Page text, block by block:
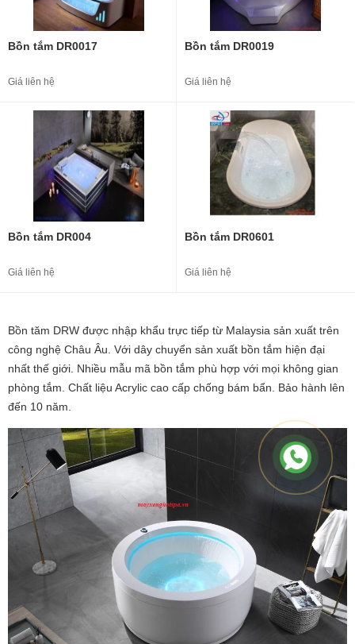
Bồn tắm DR0017
Giá liên hệ
Bồn tắm DR0019
Giá liên hệ
Bồn tắm DR004
Giá liên hệ
Bồn tắm DR0601
Giá liên hệ
Bồn tăm DRW được nhập khẩu trực tiếp từ Malaysia sản xuất trên
công nghệ Châu Âu. Với dây chuyển sản xuất bồn tắm hiện đại
nhất thế giới. Nhiều mẫu mã bồn tắm phù hợp với mọi không gian
phòng tắm. Chất liệu Acrylic cao cấp chống bám bẩn. Bảo hành lên
đến 10 năm.